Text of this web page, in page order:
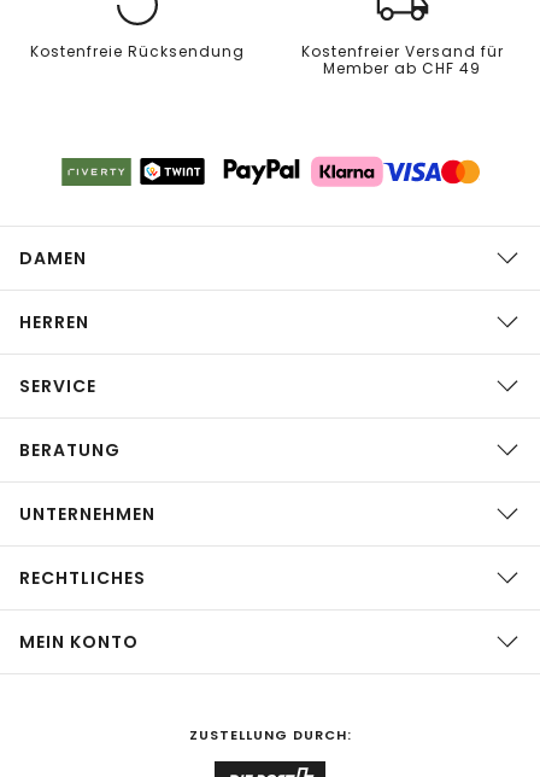
Kostenfreie Rücksendung
Kostenfreier Versand für
Member ab CHF 49
DAMEN
HERREN
SERVICE
BERATUNG
UNTERNEHMEN
RECHTLICHES
MEIN KONTO
ZUSTELLUNG DURCH: